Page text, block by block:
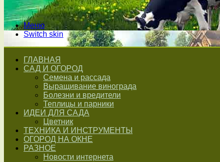
Меню
Switch skin
ГЛАВНАЯ
САД И ОГОРОД
Семена и рассада
Выращивание винограда
Болезни и вредители
Теплицы и парники
ИДЕИ ДЛЯ САДА
Цветник
ТЕХНИКА И ИНСТРУМЕНТЫ
ОГОРОД НА ОКНЕ
РАЗНОЕ
Новости интернета